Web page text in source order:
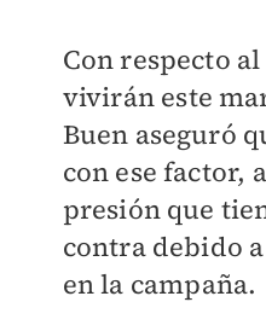
Con respecto
vivirán este
Buen aseguró
con ese factor,
presión que
contra debido
en la campaña.